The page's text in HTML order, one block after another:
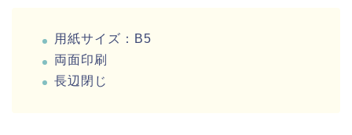
用紙サイズ：B5
両面印刷
長辺閉じ